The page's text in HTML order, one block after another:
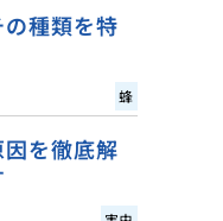
種類を特
蜂
を徹底解